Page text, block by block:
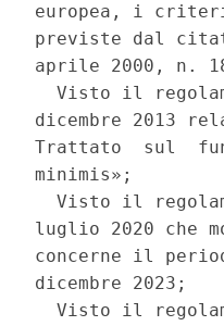
europea, i
previste dal
aprile 2000, n.
Visto il
dicembre 2013
Trattato  sul
minimis»;
Visto il
luglio 2020 che
concerne il
dicembre 2023;
Visto il